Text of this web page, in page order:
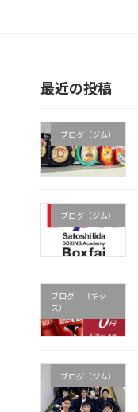
最近の投稿
ブログ（ジム）
ブログ（ジム）
ブログ （キッ
ズ）
ブログ（ジム）